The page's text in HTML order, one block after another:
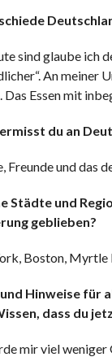
sind glaube ich
An meiner
Das Essen mit
du an
Freunde und das
Städte und
geblieben?
Boston, Myrtle
Hinweise für
dass du
mir viel weniger